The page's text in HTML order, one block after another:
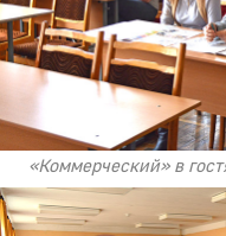
«Коммерческий» в